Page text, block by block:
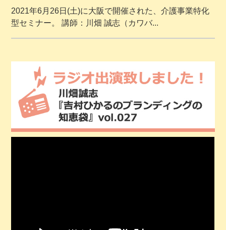
2021年6月26日(土)に大阪で開催された、介護事業特化
型セミナー。 講師：川畑 誠志（カワバ...